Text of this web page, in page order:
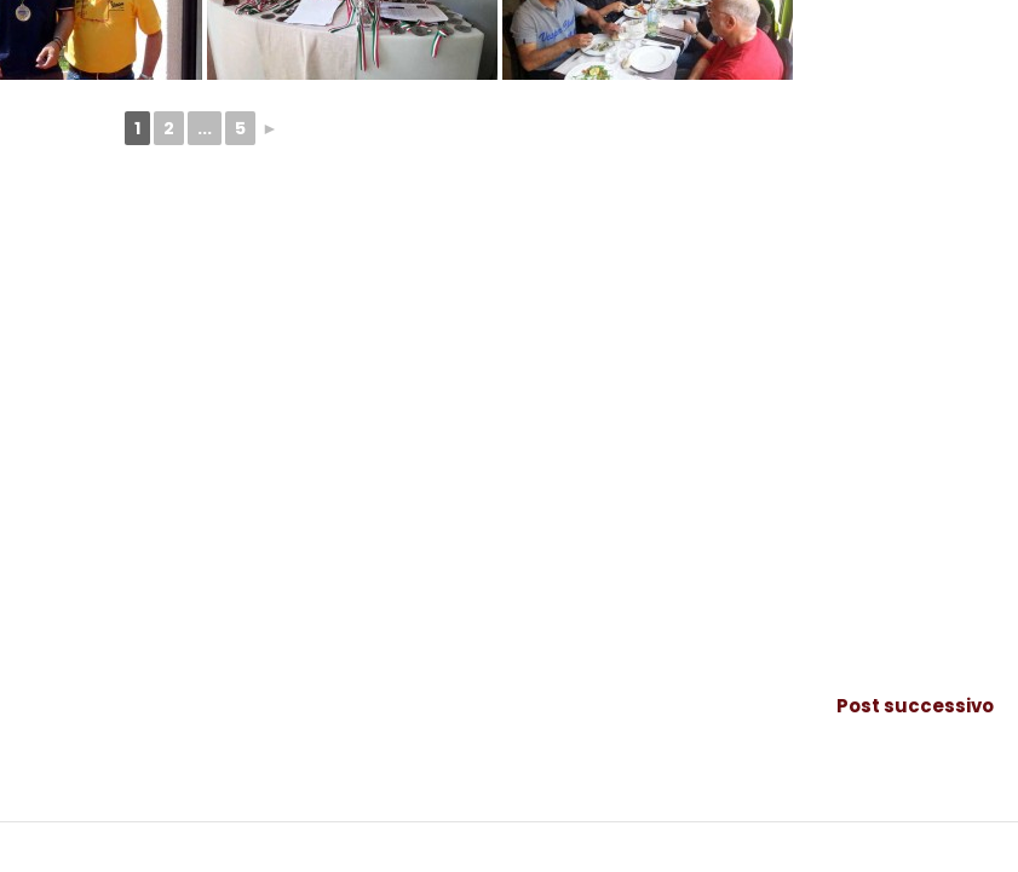
1 2 ... 5 ►
Post successivo